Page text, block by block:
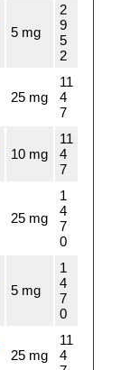
5 mg
2
9
5
2
25 mg
11
4
7
10 mg
11
4
7
25 mg
1
4
7
0
5 mg
1
4
7
0
25 mg
11
4